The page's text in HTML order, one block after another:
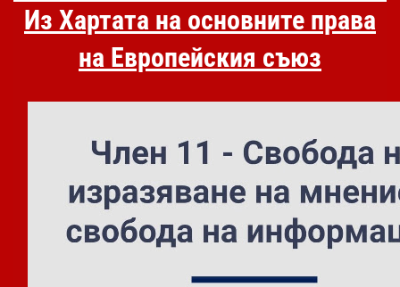
Из Хартата на основните права
на Европейския съюз